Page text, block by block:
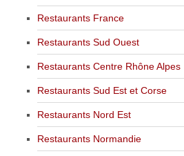
Restaurants France
Restaurants Sud Ouest
Restaurants Centre Rhône Alpes
Restaurants Sud Est et Corse
Restaurants Nord Est
Restaurants Normandie